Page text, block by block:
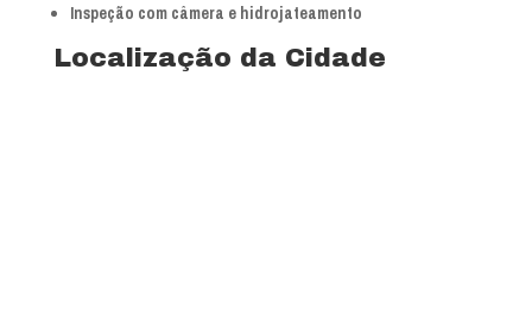
Inspeção com câmera e hidrojateamento
Localização da Cidade